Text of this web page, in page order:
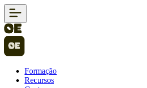
Formação
Recursos